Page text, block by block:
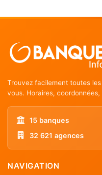
Trouvez facilement toutes
vous. Horaires,
15 banques
32 621 agences
NAVIGATION